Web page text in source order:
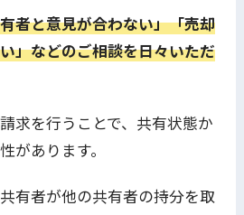
者と意見が合わない」「売却
」などのご相談を日々いただ
求を行うことで、共有状態か
があります。
有者が他の共有者の持分を取